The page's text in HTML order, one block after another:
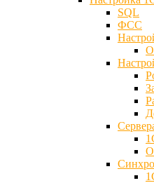
SQL
ФСС